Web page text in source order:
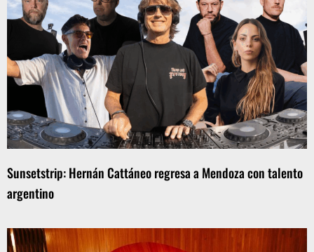
Sunsetstrip: Hernán Cattáneo regresa a Mendoza con talento
argentino